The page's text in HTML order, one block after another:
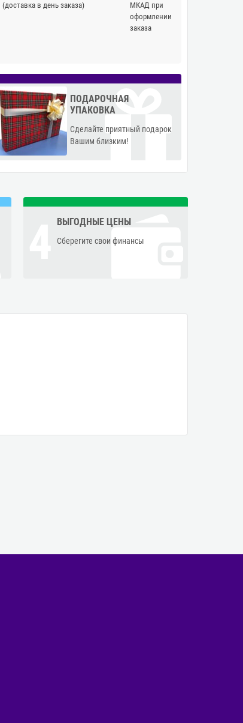
(доставка в день заказа)
МКАД при
оформлении
заказа
ПОДАРОЧНАЯ
УПАКОВКА
Сделайте приятный подарок
Вашим близким!
ВЫГОДНЫЕ ЦЕНЫ
Сберегите свои финансы